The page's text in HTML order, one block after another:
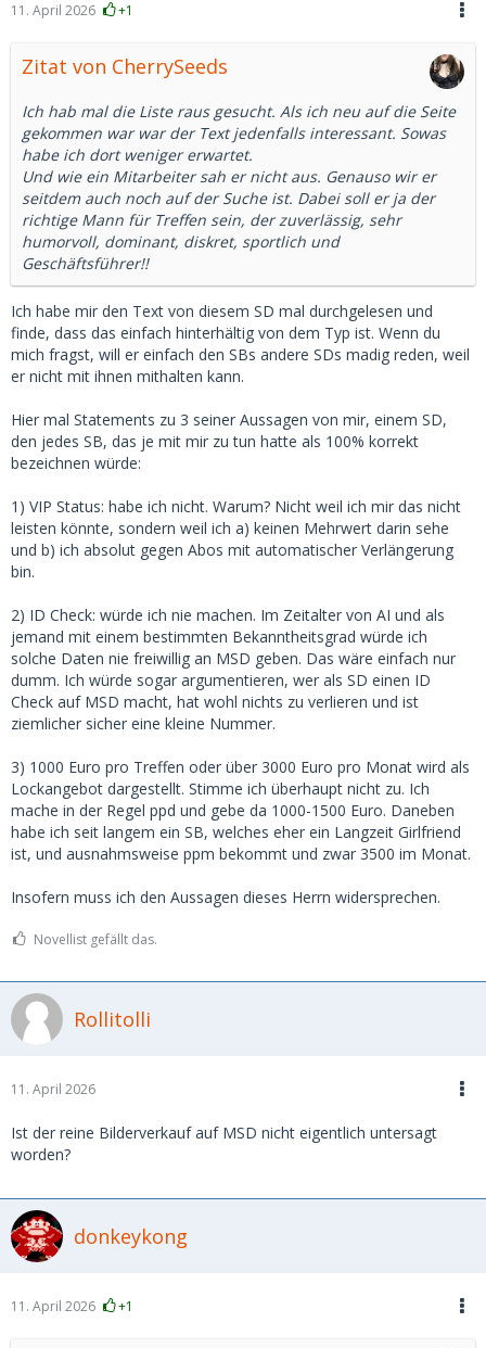
11. April 2026 +1
Zitat von CherrySeeds
Ich hab mal die Liste raus gesucht. Als ich neu auf die Seite
gekommen war war der Text jedenfalls interessant. Sowas
habe ich dort weniger erwartet.
Und wie ein Mitarbeiter sah er nicht aus. Genauso wir er
seitdem auch noch auf der Suche ist. Dabei soll er ja der
richtige Mann für Treffen sein, der zuverlässig, sehr
humorvoll, dominant, diskret, sportlich und
Geschäftsführer!!
Ich habe mir den Text von diesem SD mal durchgelesen und
finde, dass das einfach hinterhältig von dem Typ ist. Wenn du
mich fragst, will er einfach den SBs andere SDs madig reden, weil
er nicht mit ihnen mithalten kann.
Hier mal Statements zu 3 seiner Aussagen von mir, einem SD,
den jedes SB, das je mit mir zu tun hatte als 100% korrekt
bezeichnen würde:
1) VIP Status: habe ich nicht. Warum? Nicht weil ich mir das nicht
leisten könnte, sondern weil ich a) keinen Mehrwert darin sehe
und b) ich absolut gegen Abos mit automatischer Verlängerung
bin.
2) ID Check: würde ich nie machen. Im Zeitalter von AI und als
jemand mit einem bestimmten Bekanntheitsgrad würde ich
solche Daten nie freiwillig an MSD geben. Das wäre einfach nur
dumm. Ich würde sogar argumentieren, wer als SD einen ID
Check auf MSD macht, hat wohl nichts zu verlieren und ist
ziemlicher sicher eine kleine Nummer.
3) 1000 Euro pro Treffen oder über 3000 Euro pro Monat wird als
Lockangebot dargestellt. Stimme ich überhaupt nicht zu. Ich
mache in der Regel ppd und gebe da 1000-1500 Euro. Daneben
habe ich seit langem ein SB, welches eher ein Langzeit Girlfriend
ist, und ausnahmsweise ppm bekommt und zwar 3500 im Monat.
Insofern muss ich den Aussagen dieses Herrn widersprechen.
Novellist gefällt das.
Rollitolli
11. April 2026
Ist der reine Bilderverkauf auf MSD nicht eigentlich untersagt
worden?
donkeykong
11. April 2026 +1